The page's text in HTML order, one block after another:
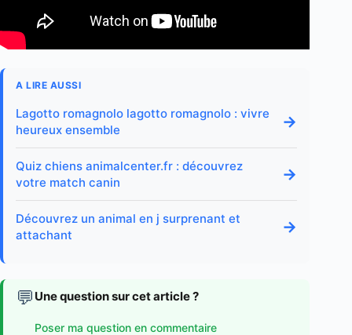
A LIRE AUSSI
Lagotto romagnolo lagotto romagnolo : vivre
heureux ensemble
→
Quiz chiens animalcenter.fr : découvrez
votre match canin
→
Découvrez un animal en j surprenant et
attachant
→
💬 Une question sur cet article ?
Poser ma question en commentaire